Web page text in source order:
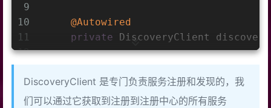
9
10
11
12
14
15
@Autowired
private DiscoveryClient
public Order order(
        log.info(
"接收到{}号商品的下单请
DiscoveryClient 是专门负责服务注册和发现的，我
们可以通过它获取到注册到注册中心的所有服务